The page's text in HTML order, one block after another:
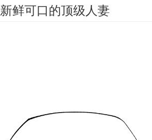
鲜可口的顶级人妻